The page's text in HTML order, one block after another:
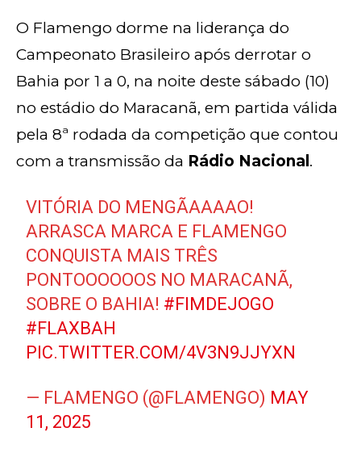
O Flamengo dorme na liderança do
Campeonato Brasileiro após derrotar o
Bahia por 1 a 0, na noite deste sábado (10)
no estádio do Maracanã, em partida válida
pela 8ª rodada da competição que contou
com a transmissão da Rádio Nacional .
VITÓRIA DO MENGÃAAAAO!
ARRASCA MARCA E FLAMENGO
CONQUISTA MAIS TRÊS
PONTOOOOOOS NO MARACANÃ,
SOBRE O BAHIA! #FIMDEJOGO
#FLAXBAH
PIC.TWITTER.COM/4V3N9JJYXN
— FLAMENGO (@FLAMENGO) MAY
11, 2025